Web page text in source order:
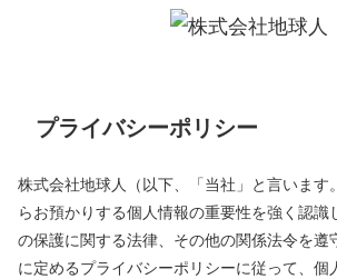
プライバシーポリシー
株式会社地球人（以下、「当社」と言います
らお預かりする個人情報の重要性を強く認識
の保護に関する法律、その他の関係法令を遵
に定めるプライバシーポリシーに従って、個